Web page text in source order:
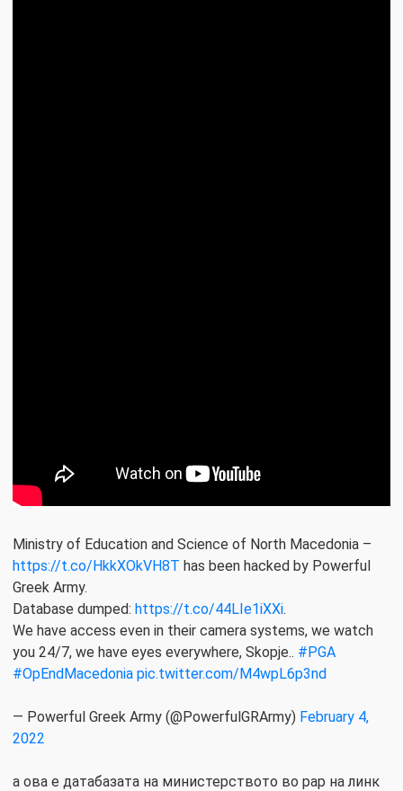
Ministry of Education and Science of North Macedonia –
https://t.co/HkkXOkVH8T has been hacked by Powerful
Greek Army.
Database dumped: https://t.co/44LIe1iXXi.
We have access even in their camera systems, we watch
you 24/7, we have eyes everywhere, Skopje.. #PGA
#OpEndMacedonia pic.twitter.com/M4wpL6p3nd
— Powerful Greek Army (@PowerfulGRArmy) February 4,
2022
а ова е датабазата на министерството во рар на линк